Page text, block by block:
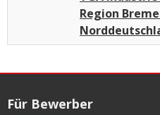
Region
Für Bewerber